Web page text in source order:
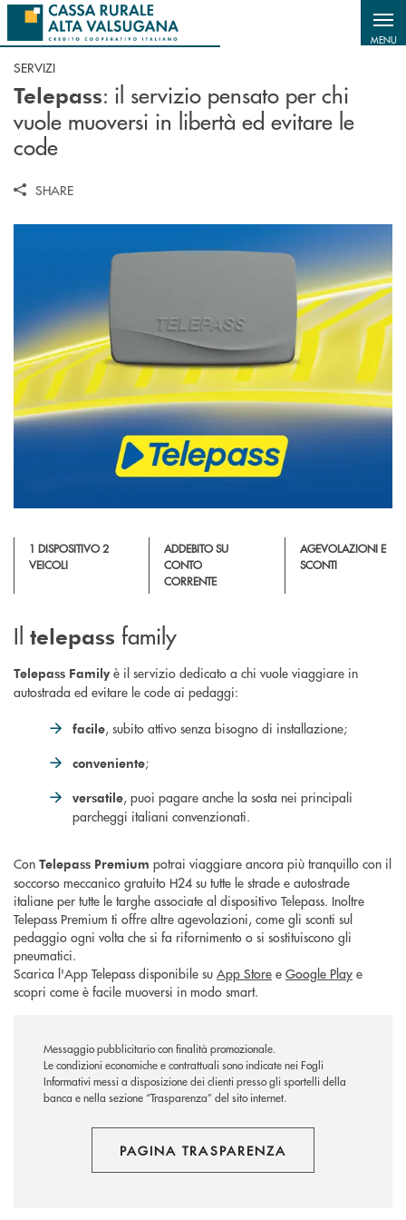
Salta al contenuto principale
MENU
SERVIZI
Telepass: il servizio pensato per chi
vuole muoversi in libertà ed evitare le
code
SHARE
1 DISPOSITIVO 2
VEICOLI
ADDEBITO SU
CONTO
CORRENTE
AGEVOLAZIONI E
SCONTI
Il telepass family
Telepass Family è il servizio dedicato a chi vuole viaggiare in
autostrada ed evitare le code ai pedaggi:
facile, subito attivo senza bisogno di installazione;
conveniente;
versatile, puoi pagare anche la sosta nei principali
parcheggi italiani convenzionati.
Con Telepass Premium potrai viaggiare ancora più tranquillo con il
soccorso meccanico gratuito H24 su tutte le strade e autostrade
italiane per tutte le targhe associate al dispositivo Telepass. Inoltre
Telepass Premium ti offre altre agevolazioni, come gli sconti sul
pedaggio ogni volta che si fa rifornimento o si sostituiscono gli
pneumatici.
Scarica l'App Telepass disponibile su App Store e Google Play e
scopri come è facile muoversi in modo smart.
Messaggio pubblicitario con finalità promozionale.
Le condizioni economiche e contrattuali sono indicate nei Fogli
Informativi messi a disposizione dei clienti presso gli sportelli della
banca e nella sezione “Trasparenza” del sito internet.
PAGINA TRASPARENZA